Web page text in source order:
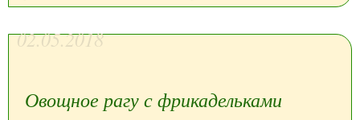
02.05.2018
Овощное рагу с фрикадельками